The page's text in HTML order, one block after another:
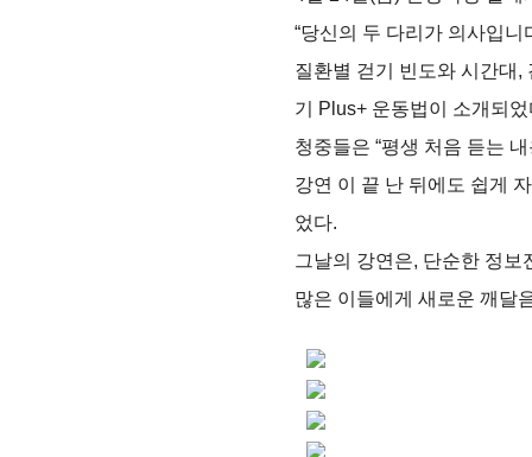
“당신의 두 다리가 의사입니
질환별 걷기 빈도와 시간대,
기 Plus+ 운동법이 소개되었
청중들은 “평생 처음 듣는
강연 이 끝 난 뒤에도 쉽게
었다.
그날의 강연은, 단순한 정
많은 이들에게 새로운 깨달